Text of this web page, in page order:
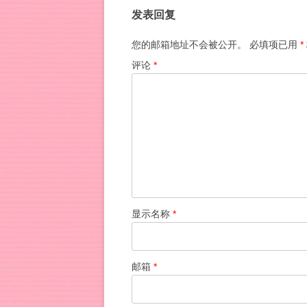
航
发表回复
您的邮箱地址不会被公开。 必填项已用 *
评论 *
显示名称 *
邮箱 *